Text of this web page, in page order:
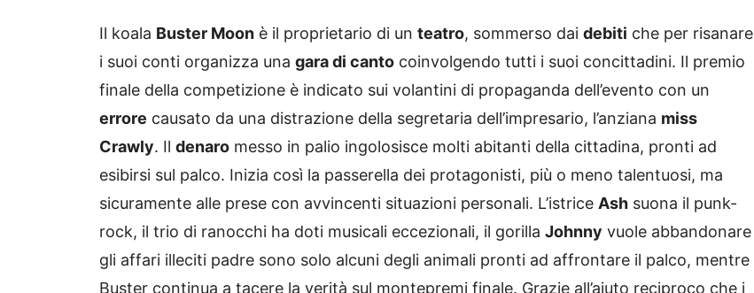
Il koala Buster Moon è il proprietario di un teatro, sommerso dai debiti che per risanare
i suoi conti organizza una gara di canto coinvolgendo tutti i suoi concittadini. Il premio
finale della competizione è indicato sui volantini di propaganda dell’evento con un
errore causato da una distrazione della segretaria dell’impresario, l’anziana miss
Crawly. Il denaro messo in palio ingolosisce molti abitanti della cittadina, pronti ad
esibirsi sul palco. Inizia così la passerella dei protagonisti, più o meno talentuosi, ma
sicuramente alle prese con avvincenti situazioni personali. L’istrice Ash suona il punk-
rock, il trio di ranocchi ha doti musicali eccezionali, il gorilla Johnny vuole abbandonare
gli affari illeciti padre sono solo alcuni degli animali pronti ad affrontare il palco, mentre
Buster continua a tacere la verità sul montepremi finale. Grazie all’aiuto reciproco che i